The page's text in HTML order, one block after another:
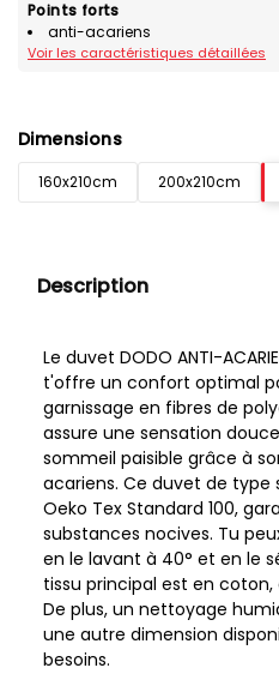
Points forts
anti-acariens
Voir les caractéristiques détaillées
Dimensions
160x210cm 200x210cm
Description
Le duvet DODO ANTI-
t'offre un confort optimal
garnissage en fibres de
assure une sensation
sommeil paisible grâce à
acariens. Ce duvet de
Oeko Tex Standard 100,
substances nocives. Tu
en le lavant à 40° et en le
tissu principal est en
De plus, un nettoyage
une autre dimension
besoins.